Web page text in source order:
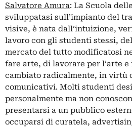
Salvatore Amura: La Scuola
sviluppatasi sull’impianto del
visive, è nata dall’intuizione,
lavoro con gli studenti stessi,
mercato del tutto modificatosi
fare arte, di lavorare per l’arte
cambiato radicalmente, in virtù
comunicativi. Molti studenti
personalmente ma non
presentarsi a un pubblico
occuparsi di curatela,